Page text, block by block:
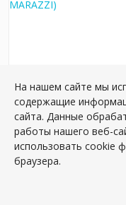
KM6060G0191R
светлый
керамогранит
Артикул:
Размер: 60*60 см
Вес: 37.50 кг
На нашем сайте мы
содержащие
сайта. Данные
работы нашего веб-
использовать cookie
браузера.